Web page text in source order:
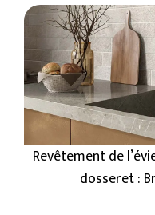
Revêtement de
dosseret :